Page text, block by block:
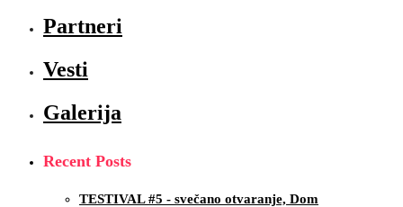
Partneri
Vesti
Galerija
Recent Posts
TESTIVAL #5 - svečano otvaranje, Dom